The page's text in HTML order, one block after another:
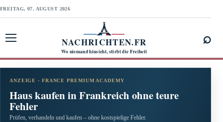
FREITAG, 07. AUGUST 2026
NACHRICHTEN.FR
Wo niemand hinsieht, stirbt die Freiheit
⌕
ANZEIGE · FRANCE PREMIUM ACADEMY
Haus kaufen in Frankreich ohne teure
Fehler
Prüfen, verhandeln und kaufen – ohne kostspielige Fehler.